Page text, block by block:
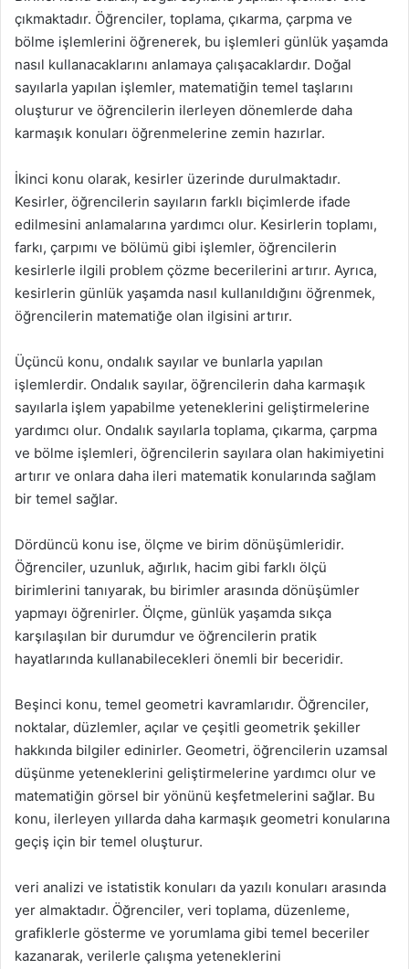
çıkmaktadır. Öğrenciler, toplama, çıkarma, çarpma ve
bölme işlemlerini öğrenerek, bu işlemleri günlük yaşamda
nasıl kullanacaklarını anlamaya çalışacaklardır. Doğal
sayılarla yapılan işlemler, matematiğin temel taşlarını
oluşturur ve öğrencilerin ilerleyen dönemlerde daha
karmaşık konuları öğrenmelerine zemin hazırlar.
İkinci konu olarak, kesirler üzerinde durulmaktadır.
Kesirler, öğrencilerin sayıların farklı biçimlerde ifade
edilmesini anlamalarına yardımcı olur. Kesirlerin toplamı,
farkı, çarpımı ve bölümü gibi işlemler, öğrencilerin
kesirlerle ilgili problem çözme becerilerini artırır. Ayrıca,
kesirlerin günlük yaşamda nasıl kullanıldığını öğrenmek,
öğrencilerin matematiğe olan ilgisini artırır.
Üçüncü konu, ondalık sayılar ve bunlarla yapılan
işlemlerdir. Ondalık sayılar, öğrencilerin daha karmaşık
sayılarla işlem yapabilme yeteneklerini geliştirmelerine
yardımcı olur. Ondalık sayılarla toplama, çıkarma, çarpma
ve bölme işlemleri, öğrencilerin sayılara olan hakimiyetini
artırır ve onlara daha ileri matematik konularında sağlam
bir temel sağlar.
Dördüncü konu ise, ölçme ve birim dönüşümleridir.
Öğrenciler, uzunluk, ağırlık, hacim gibi farklı ölçü
birimlerini tanıyarak, bu birimler arasında dönüşümler
yapmayı öğrenirler. Ölçme, günlük yaşamda sıkça
karşılaşılan bir durumdur ve öğrencilerin pratik
hayatlarında kullanabilecekleri önemli bir beceridir.
Beşinci konu, temel geometri kavramlarıdır. Öğrenciler,
noktalar, düzlemler, açılar ve çeşitli geometrik şekiller
hakkında bilgiler edinirler. Geometri, öğrencilerin uzamsal
düşünme yeteneklerini geliştirmelerine yardımcı olur ve
matematiğin görsel bir yönünü keşfetmelerini sağlar. Bu
konu, ilerleyen yıllarda daha karmaşık geometri konularına
geçiş için bir temel oluşturur.
veri analizi ve istatistik konuları da yazılı konuları arasında
yer almaktadır. Öğrenciler, veri toplama, düzenleme,
grafiklerle gösterme ve yorumlama gibi temel beceriler
kazanarak, verilerle çalışma yeteneklerini